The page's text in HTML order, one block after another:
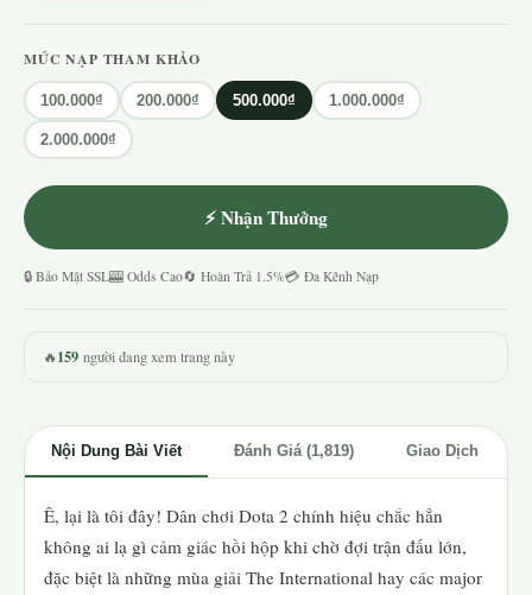
MỨC NẠP THAM KHẢO
100.000₫ 200.000₫ 500.000₫ 1.000.000₫
2.000.000₫
⚡ Nhận Thưởng
🔒 Bảo Mật SSL🎰 Odds Cao🔄 Hoàn Trả 1.5%💳 Đa Kênh Nạp
🔥159 người đang xem trang này
Nội Dung Bài Viết Đánh Giá (1,819) Giao Dịch
Ê, lại là tôi đây! Dân chơi Dota 2 chính hiệu chắc hẳn
không ai lạ gì cảm giác hồi hộp khi chờ đợi trận đấu lớn,
đặc biệt là những mùa giải The International hay các major